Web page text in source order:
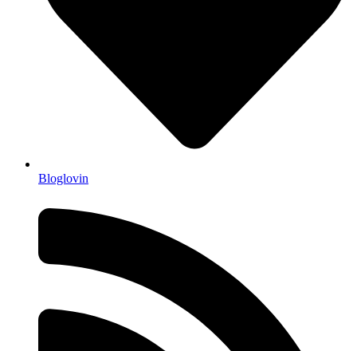
Bloglovin